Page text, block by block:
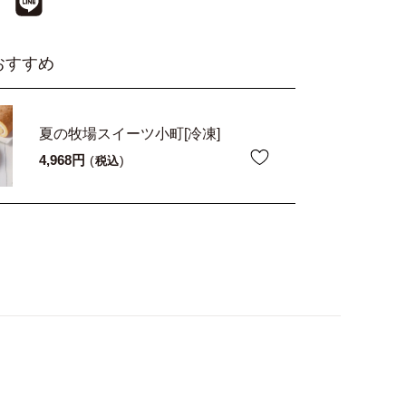
すすめ
夏の牧場スイーツ小町[冷凍]
4,968
税込